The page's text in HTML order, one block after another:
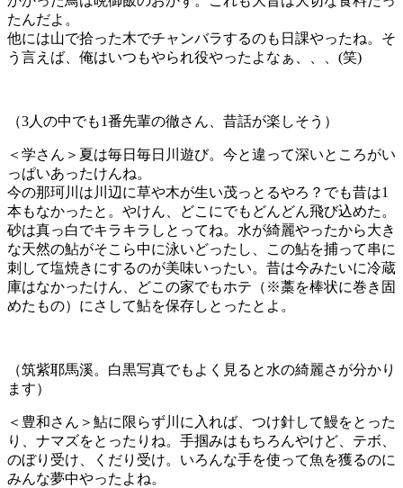
たんだよ。
他には山で拾った木でチャンバラするのも日課やったね。そ
う言えば、俺はいつもやられ役やったよなぁ、、、(笑)
（3人の中でも1番先輩の徹さん、昔話が楽しそう）
＜学さん＞夏は毎日毎日川遊び。今と違って深いところがい
っぱいあったけんね。
今の那珂川は川辺に草や木が生い茂っとるやろ？でも昔は1
本もなかったと。やけん、どこにでもどんどん飛び込めた。
砂は真っ白でキラキラしとってね。水が綺麗やったから大き
な天然の鮎がそこら中に泳いどったし、この鮎を捕って串に
刺して塩焼きにするのが美味いったい。昔は今みたいに冷蔵
庫はなかったけん、どこの家でもホテ（※藁を棒状に巻き固
めたもの）にさして鮎を保存しとったとよ。
（筑紫耶馬溪。白黒写真でもよく見ると水の綺麗さが分かり
ます）
＜豊和さん＞鮎に限らず川に入れば、つけ針して鰻をとった
り、ナマズをとったりね。手掴みはもちろんやけど、テボ、
のぼり受け、くだり受け。いろんな手を使って魚を獲るのに
みんな夢中やったよね。